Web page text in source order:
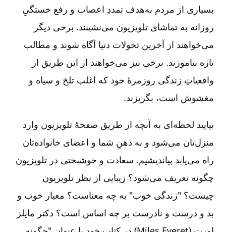
بسیاری از مردم به‌هدف تمددِ اعصاب و رفع خستگیِ
روزانه به تماشای تلویزیون می‌نشینند. برخی دیگر
می‌خواهند از آخرین تحولات دنیا آگاه شوند و مطالب
تازه بیاموزند. برخی نیز می‌خواهند از این طریق از
واقعیاتِ زندگی روزمرۀ خود که اغلب تلخ و سیاه و
مغشوش است، بگریزند.
بیایید لحظه‌ای به آنچه از طریق صفحۀ تلویزیون وارد
منزل‌تان می‌شود و به ذهنِ شما و اعضای خانواده‌تان
راه می‌یابد بیاندیشیم. سعادت و خوشبختی در تلویزیون
چگونه تعریف می‌شود؟ زیبایی از نظر تلویزیون
چیست؟ "زندگی خوب" به چه معناست؟ معیار خوب و
بد و درست و نادرست بر چه اساس است؟ دکتر مایلز